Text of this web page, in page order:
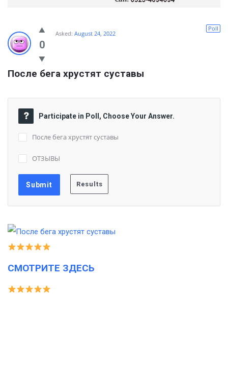
0
Poll
Asked: August 24, 2022
После бега хрустят суставы
Participate in Poll, Choose Your Answer.
После бега хрустят суставы
ОТЗЫВЫ
СМОТРИТЕ ЗДЕСЬ